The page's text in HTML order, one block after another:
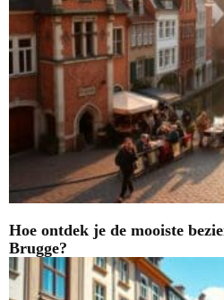
Hoe ontdek je de mooiste
Brugge?